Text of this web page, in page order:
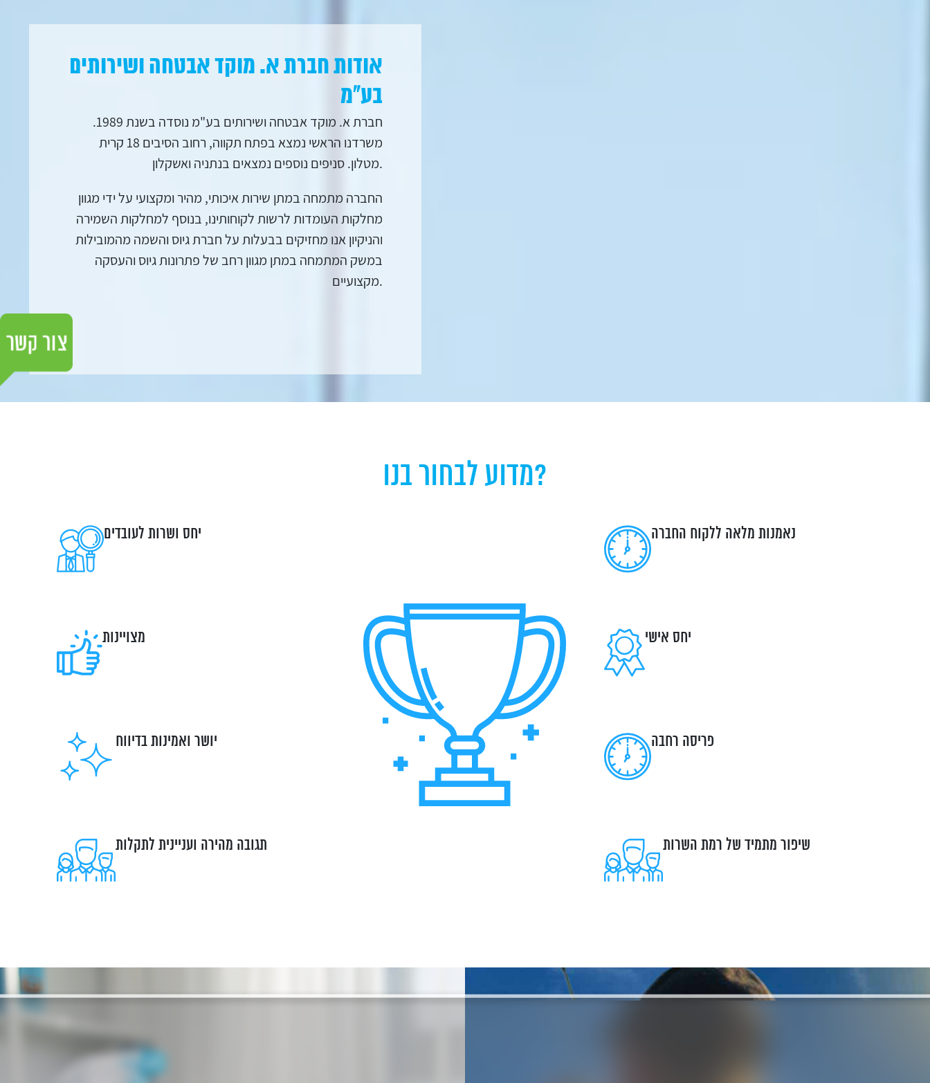
אודות חברת א. מוקד אבטחה ושירותים
בע"מ
חברת א. מוקד אבטחה ושירותים בע"מ נוסדה בשנת 1989.
משרדנו הראשי נמצא בפתח תקווה, רחוב הסיבים 18 קרית
מטלון. סניפים נוספים נמצאים בנתניה ואשקלון.
החברה מתמחה במתן שירות איכותי, מהיר ומקצועי על ידי מגוון
מחלקות העומדות לרשות לקוחותינו, בנוסף למחלקות השמירה
והניקיון אנו מחזיקים בבעלות על חברת גיוס והשמה מהמובילות
במשק המתמחה במתן מגוון רחב של פתרונות גיוס והעסקה
מקצועיים.
מדוע לבחור בנו?
יחס ושרות לעובדים
מצויינות
יושר ואמינות בדיווח
תגובה מהירה ועניינית לתקלות
נאמנות מלאה ללקוח החברה
יחס אישי
פריסה רחבה
שיפור מתמיד של רמת השרות